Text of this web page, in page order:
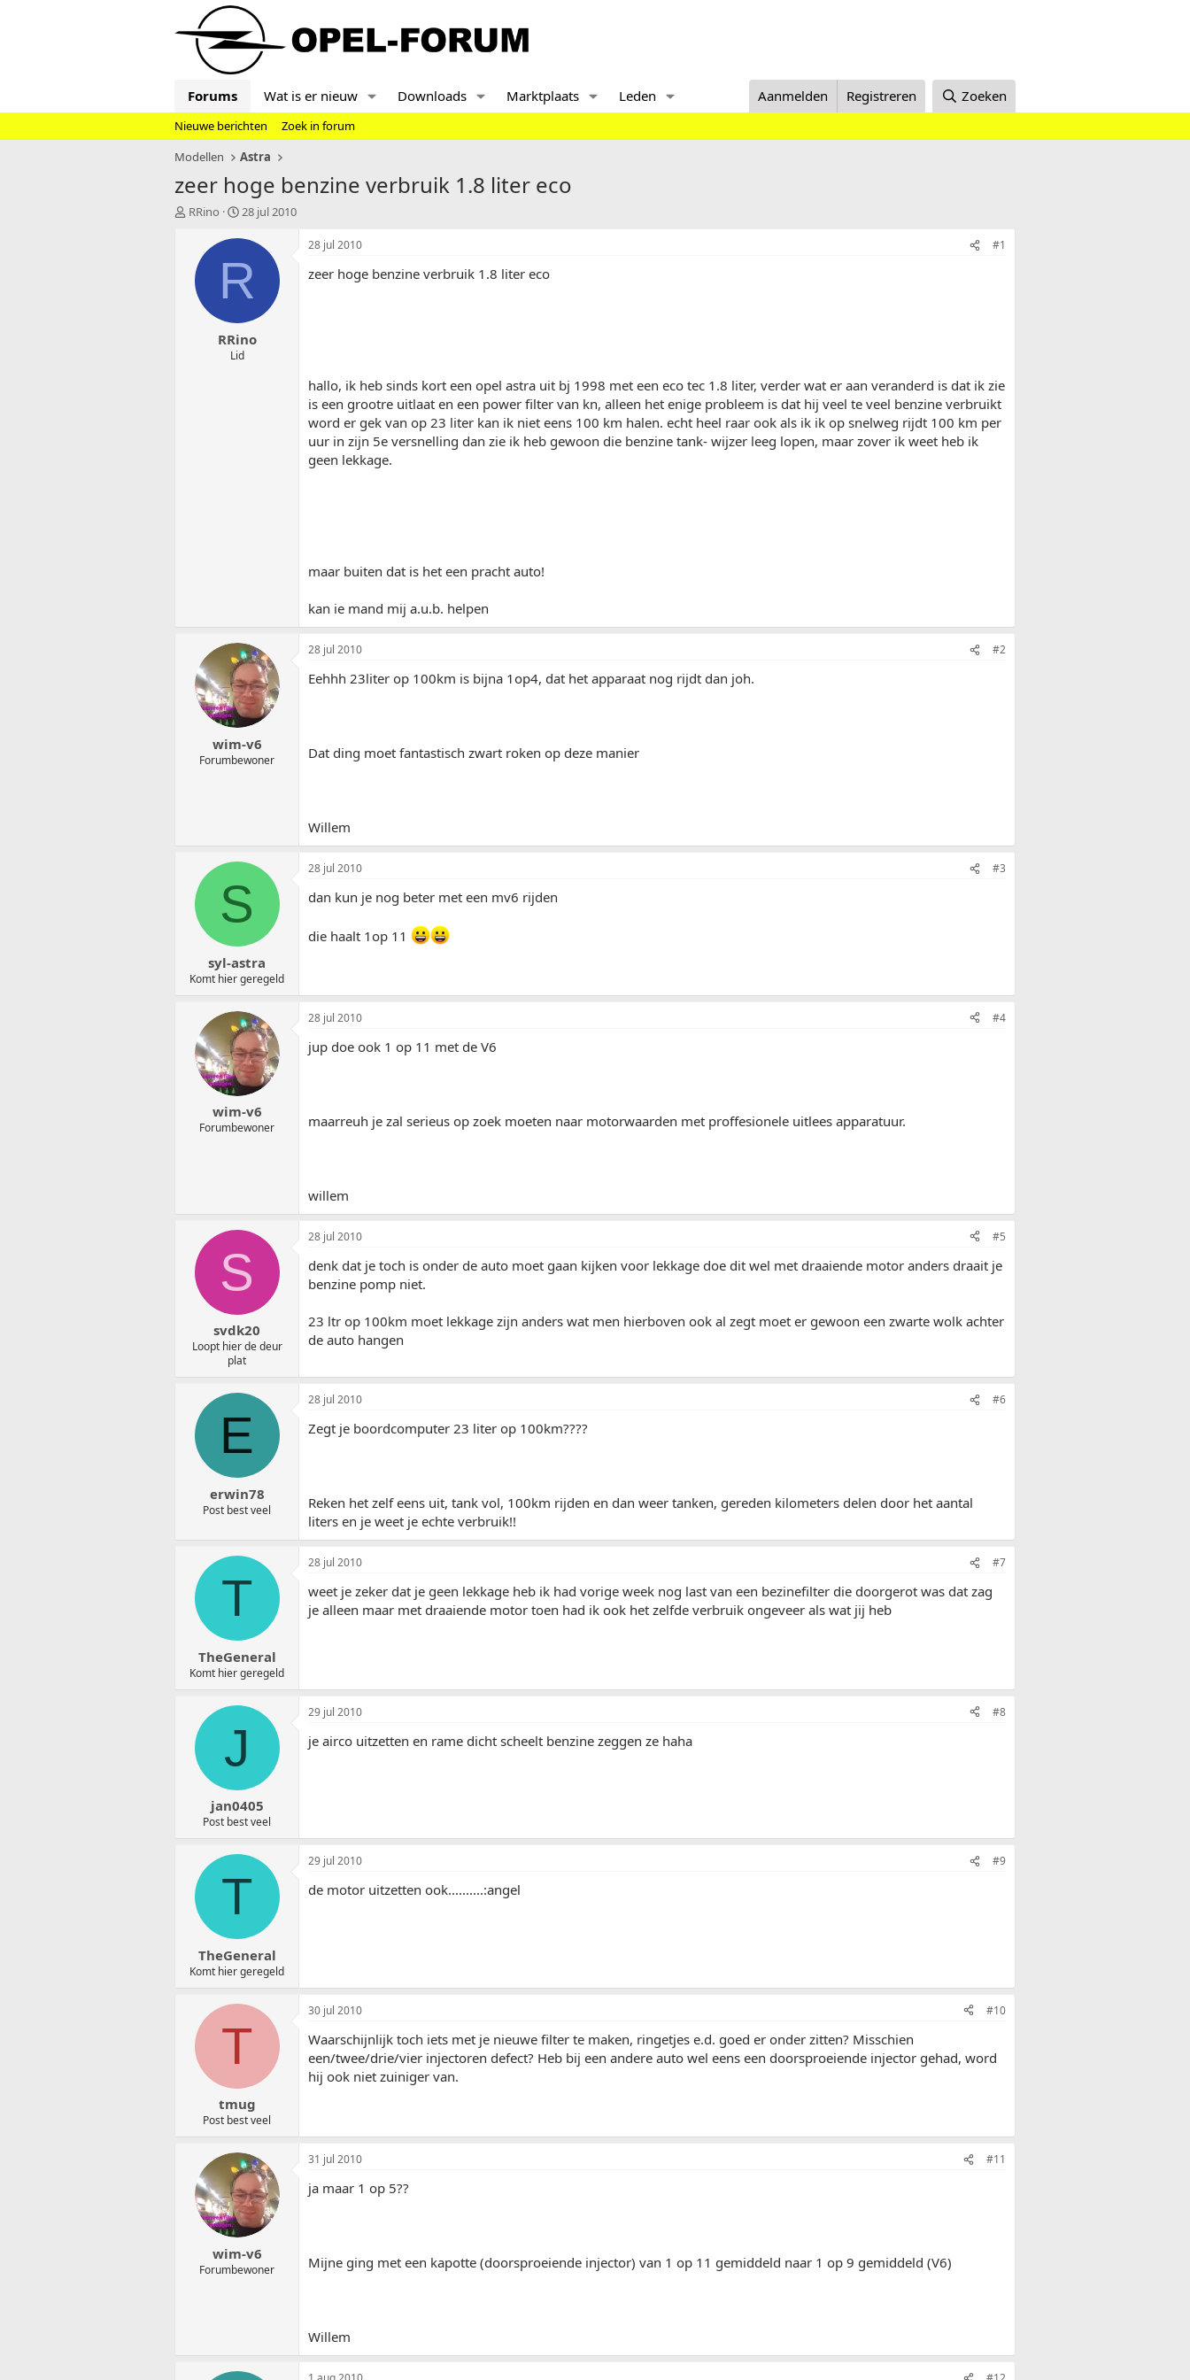
Forums Wat is er nieuw Downloads Marktplaats Leden Aanmelden Registreren Zoeken
Nieuwe berichten
Zoek in forum
Modellen
Astra
zeer hoge benzine verbruik 1.8 liter eco
T
RRino
S
a
t
d
t
u
m
28 jul 2010
R
RRino
Lid
28 jul 2010 #1
zeer hoge benzine verbruik 1.8 liter eco
hallo, ik heb sinds kort een opel astra uit bj 1998 met een eco tec 1.8 liter, verder wat er aan veranderd is dat ik zie
is een grootre uitlaat en een power filter van kn, alleen het enige probleem is dat hij veel te veel benzine verbruikt
word er gek van op 23 liter kan ik niet eens 100 km halen. echt heel raar ook als ik ik op snelweg rijdt 100 km per
uur in zijn 5e versnelling dan zie ik heb gewoon die benzine tank- wijzer leeg lopen, maar zover ik weet heb ik
geen lekkage.
maar buiten dat is het een pracht auto!
kan ie mand mij a.u.b. helpen
wim-v6
Forumbewoner
28 jul 2010 #2
Eehhh 23liter op 100km is bijna 1op4, dat het apparaat nog rijdt dan joh.
Dat ding moet fantastisch zwart roken op deze manier
Willem
S
syl-astra
Komt hier geregeld
28 jul 2010 #3
dan kun je nog beter met een mv6 rijden
die haalt 1op 11
wim-v6
Forumbewoner
28 jul 2010 #4
jup doe ook 1 op 11 met de V6
maarreuh je zal serieus op zoek moeten naar motorwaarden met proffesionele uitlees apparatuur.
willem
S
svdk20
Loopt hier de deur
plat
28 jul 2010 #5
denk dat je toch is onder de auto moet gaan kijken voor lekkage doe dit wel met draaiende motor anders draait je
benzine pomp niet.
23 ltr op 100km moet lekkage zijn anders wat men hierboven ook al zegt moet er gewoon een zwarte wolk achter
de auto hangen
E
erwin78
Post best veel
28 jul 2010 #6
Zegt je boordcomputer 23 liter op 100km????
Reken het zelf eens uit, tank vol, 100km rijden en dan weer tanken, gereden kilometers delen door het aantal
liters en je weet je echte verbruik!!
T
TheGeneral
Komt hier geregeld
28 jul 2010 #7
weet je zeker dat je geen lekkage heb ik had vorige week nog last van een bezinefilter die doorgerot was dat zag
je alleen maar met draaiende motor toen had ik ook het zelfde verbruik ongeveer als wat jij heb
J
jan0405
Post best veel
29 jul 2010 #8
je airco uitzetten en rame dicht scheelt benzine zeggen ze haha
T
TheGeneral
Komt hier geregeld
29 jul 2010 #9
de motor uitzetten ook..........:angel
T
tmug
Post best veel
30 jul 2010 #10
Waarschijnlijk toch iets met je nieuwe filter te maken, ringetjes e.d. goed er onder zitten? Misschien
een/twee/drie/vier injectoren defect? Heb bij een andere auto wel eens een doorsproeiende injector gehad, word
hij ook niet zuiniger van.
wim-v6
Forumbewoner
31 jul 2010 #11
ja maar 1 op 5??
Mijne ging met een kapotte (doorsproeiende injector) van 1 op 11 gemiddeld naar 1 op 9 gemiddeld (V6)
Willem